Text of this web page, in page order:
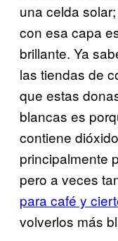
una celda
con esa capa
brillante. Ya
las tiendas de
que estas
blancas es
contiene
principalmente
pero a veces
para café y
volverlos más